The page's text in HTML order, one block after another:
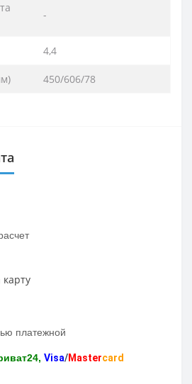
-
4,4
450/606/78
платежной
Visa/Mastercard